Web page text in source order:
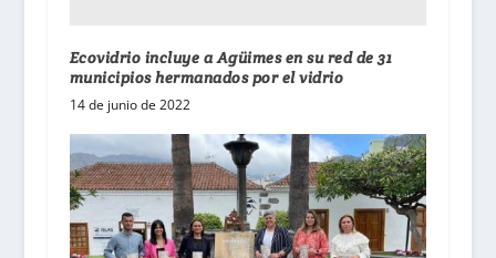
Ecovidrio incluye a Agüimes en su red de 31
municipios hermanados por el vidrio
14 de junio de 2022